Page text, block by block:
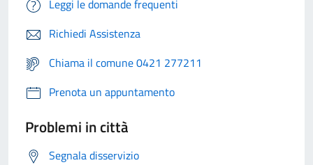
Leggi le domande frequenti
Richiedi Assistenza
Chiama il comune 0421 277211
Prenota un appuntamento
Problemi in città
Segnala disservizio